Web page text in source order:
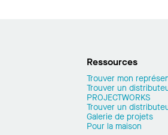
Ressources
Trouver mon
Trouver un
PROJECTWORKS
Trouver un
Galerie de projets
Pour la maison